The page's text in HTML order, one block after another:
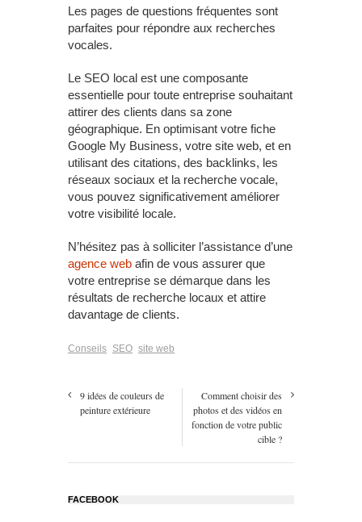
Les pages de questions fréquentes sont
parfaites pour répondre aux recherches
vocales.
Le SEO local est une composante
essentielle pour toute entreprise souhaitant
attirer des clients dans sa zone
géographique. En optimisant votre fiche
Google My Business, votre site web, et en
utilisant des citations, des backlinks, les
réseaux sociaux et la recherche vocale,
vous pouvez significativement améliorer
votre visibilité locale.
N’hésitez pas à solliciter l’assistance d’une
agence web afin de vous assurer que
votre entreprise se démarque dans les
résultats de recherche locaux et attire
davantage de clients.
Conseils SEO site web
9 idées de couleurs de
peinture extérieure
Comment choisir des
photos et des vidéos en
fonction de votre public
cible ?
FACEBOOK